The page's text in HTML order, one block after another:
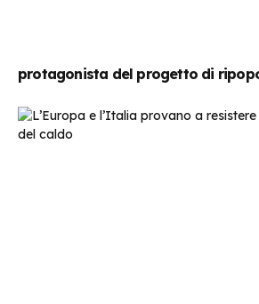
protagonista del progetto di